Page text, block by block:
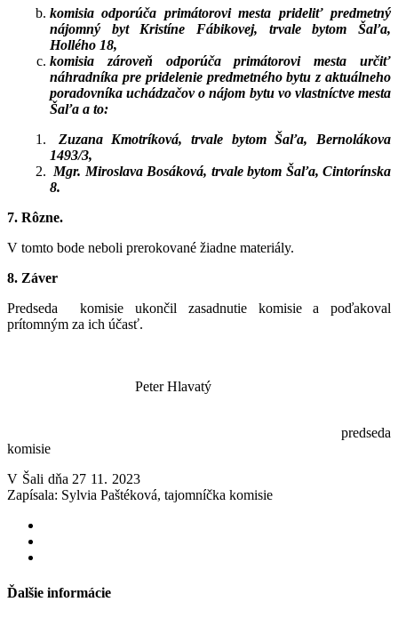
komisia odporúča primátorovi mesta prideliť predmetný
nájomný byt Kristíne Fábikovej, trvale bytom Šaľa,
Hollého 18,
komisia zároveň odporúča primátorovi mesta určiť
náhradníka pre pridelenie predmetného bytu z aktuálneho
poradovníka uchádzačov o nájom bytu vo vlastníctve mesta
Šaľa a to:
Zuzana Kmotríková, trvale bytom Šaľa, Bernolákova
1493/3,
Mgr. Miroslava Bosáková, trvale bytom Šaľa, Cintorínska
8.
7. Rôzne.
V tomto bode neboli prerokované žiadne materiály.
8. Záver
Predseda komisie ukončil zasadnutie komisie a poďakoval
prítomným za ich účasť.
Peter Hlavatý
predseda
komisie
V Šali dňa 27 11. 2023
Zapísala: Sylvia Paštéková, tajomníčka komisie
Ďalšie informácie